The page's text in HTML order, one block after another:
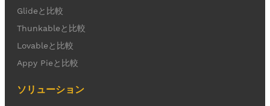
Glideと比較
Thunkableと比較
Lovableと比較
Appy Pieと比較
ソリューション